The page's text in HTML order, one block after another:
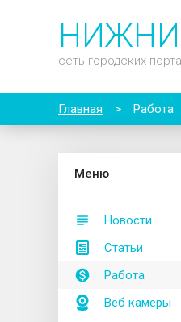
сеть городских
Главная > Работа
Меню
Новости
Статьи
Работа
Веб камеры